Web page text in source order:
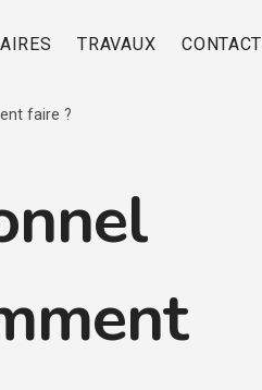
TRAVAUX CONTACT
faire ?